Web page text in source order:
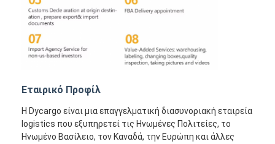
Εταιρικό Προφίλ
Η Dycargo είναι μια επαγγελματική διασυνοριακή εταιρεία
logistics που εξυπηρετεί τις Ηνωμένες Πολιτείες, το
Ηνωμένο Βασίλειο, τον Καναδά, την Ευρώπη και άλλες